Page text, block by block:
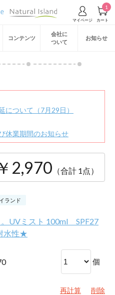
1
コンテンツ
会社に
ついて
お知らせ
について（7月29日）
休業期間のお知らせ
￥2,970 （合計 1点）
ランド
UVミスト 100ml SPF27
水性★
個
再計算 削除